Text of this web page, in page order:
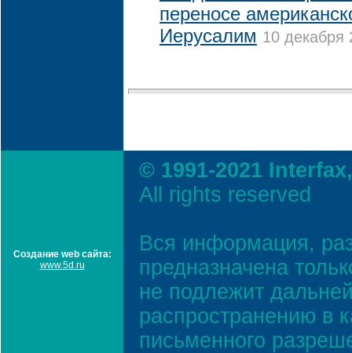
переносе
Иерусалим 10 декабря
Создание web сайта:
www.5d.ru
© 1991-2021
All rights reserved
Вся информация,
предназначена
не подлежит
распространению в
письменного